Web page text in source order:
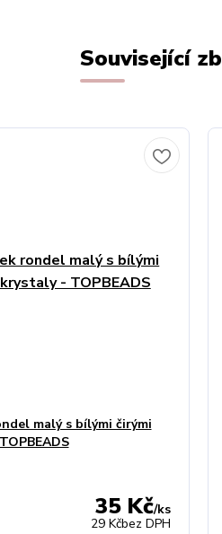
Související
malý s bílými čirými
35 Kč/ks
29 Kčbez DPH